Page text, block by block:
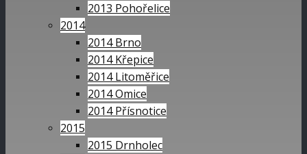
2013 Pohořelice
2014
2014 Brno
2014 Křepice
2014 Litoměřice
2014 Omice
2014 Přísnotice
2015
2015 Drnholec